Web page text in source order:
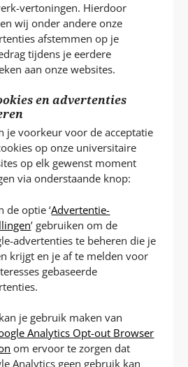
vertoningen. Hierdoor
wij onder andere onze
afstemmen op je
tijdens je eerdere
aan onze websites.
en advertenties
je voorkeur voor de acceptatie
op onze universitaire
op elk gewenst moment
via onderstaande knop:
de optie ‘Advertentie-
’ gebruiken om de
advertenties te beheren die je
krijgt en je af te melden voor
gebaseerde
je gebruik maken van
Analytics Opt-out Browser
om ervoor te zorgen dat
Analytics geen gebruik kan